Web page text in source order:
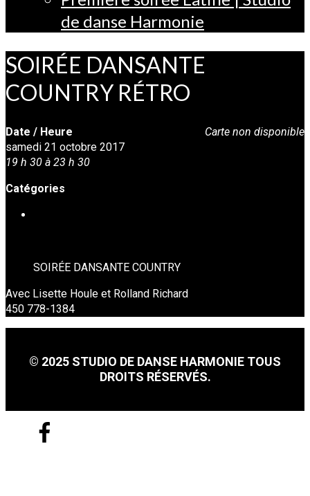
de danse Harmonie
SOIRÉE DANSANTE
COUNTRY RÉTRO
Carte non disponible
Date / Heure
samedi 21 octobre 2017
19 h 30 à 23 h 30
Catégories
SOIRÉE DANSANTE COUNTRY
Avec Lisette Houle et Rolland Richard
450 778-1384
© 2025 STUDIO DE DANSE HARMONIE TOUS
DROITS RÉSERVÉS.